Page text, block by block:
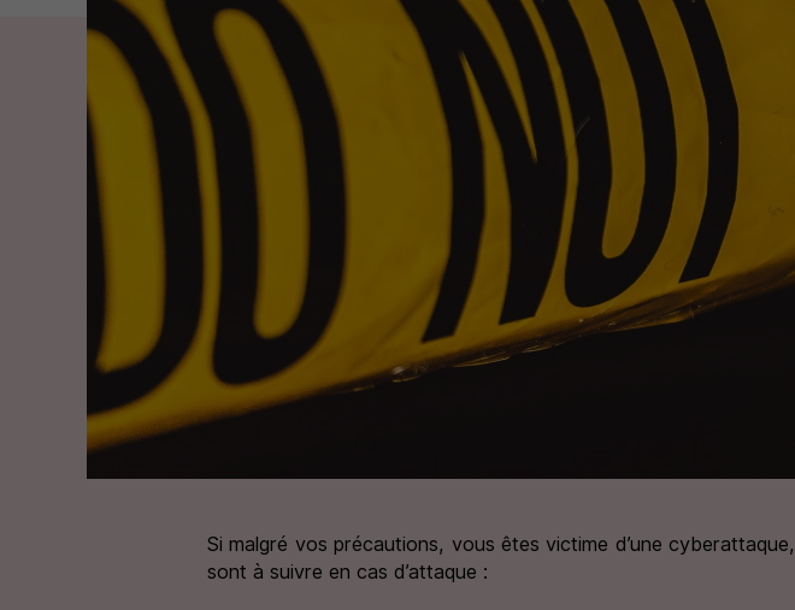
Si malgré vos précautions, vous êtes victime d’une
sont à suivre en cas d’attaque :